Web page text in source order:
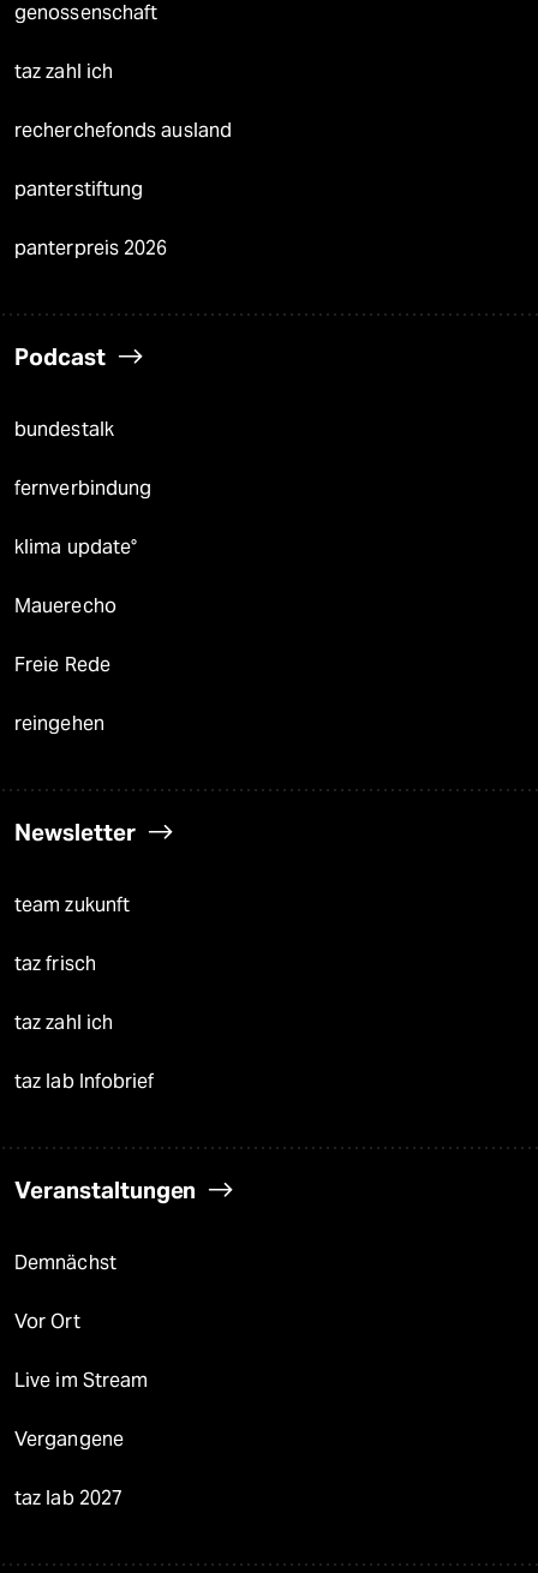
genossenschaft
taz zahl ich
recherchefonds ausland
panterstiftung
panterpreis 2026
Podcast
bundestalk
fernverbindung
klima update°
Mauerecho
Freie Rede
reingehen
Newsletter
team zukunft
taz frisch
taz zahl ich
taz lab Infobrief
Veranstaltungen
Demnächst
Vor Ort
Live im Stream
Vergangene
taz lab 2027